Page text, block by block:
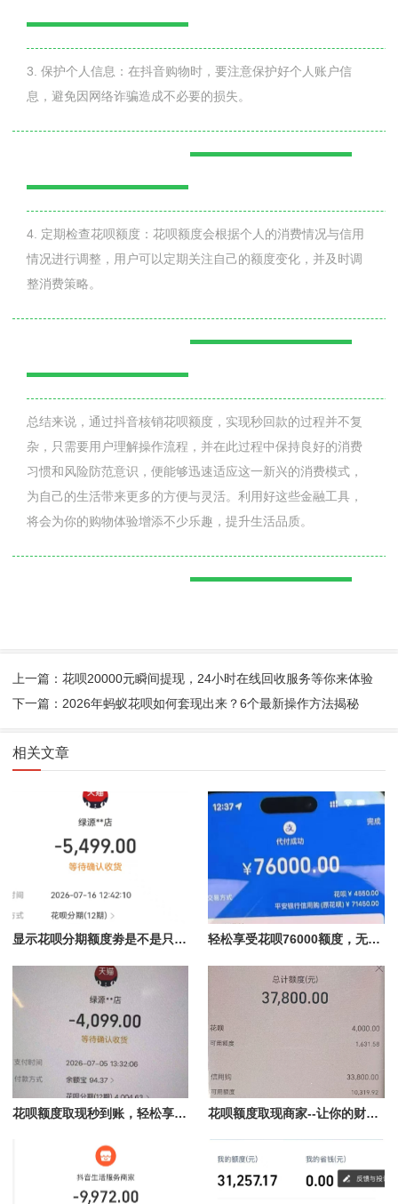
3. 保护个人信息：在抖音购物时，要注意保护好个人账户信
息，避免因网络诈骗造成不必要的损失。
4. 定期检查花呗额度：花呗额度会根据个人的消费情况与信用
情况进行调整，用户可以定期关注自己的额度变化，并及时调
整消费策略。
总结来说，通过抖音核销花呗额度，实现秒回款的过程并不复
杂，只需要用户理解操作流程，并在此过程中保持良好的消费
习惯和风险防范意识，便能够迅速适应这一新兴的消费模式，
为自己的生活带来更多的方便与灵活。利用好这些金融工具，
将会为你的购物体验增添不少乐趣，提升生活品质。
上一篇：花呗20000元瞬间提现，24小时在线回收服务等你来体验
下一篇：2026年蚂蚁花呗如何套现出来？6个最新操作方法揭秘
相关文章
显示花呗分期额度劵是不是只能使用花呗额度分期才能使用？提现过程详解 轻松享受花呗76000额度，无风险扫码付款与提现秒到指南
花呗额度取现秒到账，轻松享受资金自由 花呗额度取现商家--让你的财务更灵活